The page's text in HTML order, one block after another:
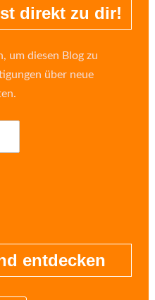
direkt zu dir!
um diesen Blog zu
über neue
entdecken